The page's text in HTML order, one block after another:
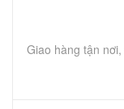
Giao hàng tận